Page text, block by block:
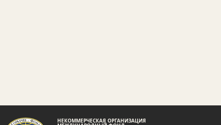
НЕКОММЕРЧЕСКАЯ ОРГАНИЗАЦИЯ